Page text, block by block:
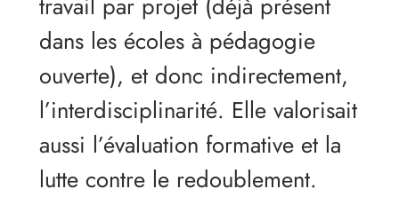
dans les écoles à pédagogie
ouverte), et donc indirectement,
l’interdisciplinarité. Elle valorisait
aussi l’évaluation formative et la
lutte contre le redoublement.